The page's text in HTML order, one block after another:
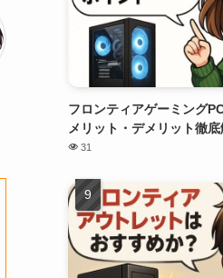
フロンティアゲーミング
メリット・デメリット徹
31